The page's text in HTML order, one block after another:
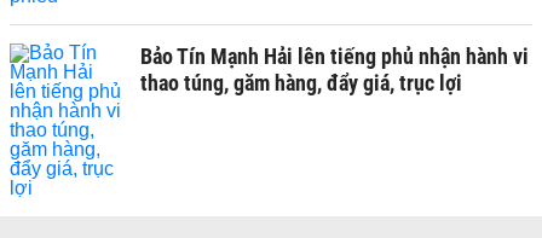
Bảo Tín Mạnh Hải lên tiếng phủ nhận hành vi
thao túng, găm hàng, đẩy giá, trục lợi